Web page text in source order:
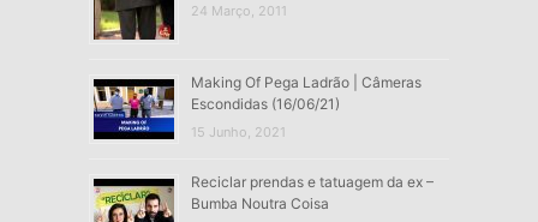
24 Março, 2011
Making Of Pega Ladrão | Câmeras
Escondidas (16/06/21)
15 Junho, 2021
Reciclar prendas e tatuagem da ex –
Bumba Noutra Coisa